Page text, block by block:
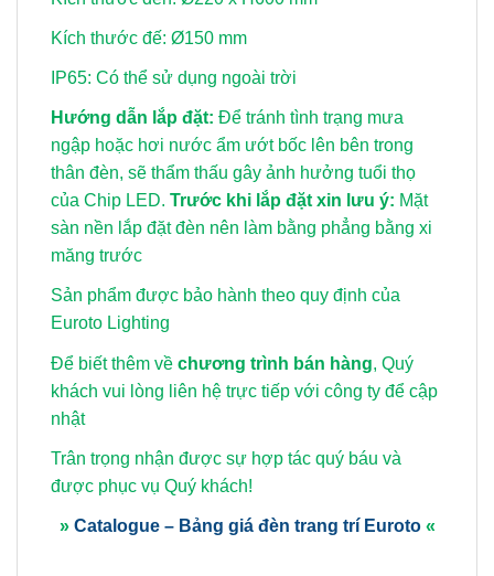
Kích thước đế: Ø150 mm
IP65: Có thể sử dụng ngoài trời
Hướng dẫn lắp đặt: Để tránh tình trạng mưa
ngập hoặc hơi nước ẩm ướt bốc lên bên trong
thân đèn, sẽ thẩm thấu gây ảnh hưởng tuổi thọ
của Chip LED. Trước khi lắp đặt xin lưu ý: Mặt
sàn nền lắp đặt đèn nên làm bằng phẳng bằng xi
măng trước
Sản phẩm được bảo hành theo quy định của
Euroto Lighting
Để biết thêm về chương trình bán hàng, Quý
khách vui lòng liên hệ trực tiếp với công ty để cập
nhật
Trân trọng nhận được sự hợp tác quý báu và
được phục vụ Quý khách!
» Catalogue – Bảng giá đèn trang trí Euroto «